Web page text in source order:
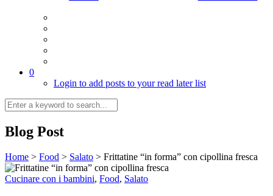
0
Login to add posts to your read later list
Blog Post
Home > Food > Salato > Frittatine “in forma” con cipollina fresca
Cucinare con i bambini, Food, Salato